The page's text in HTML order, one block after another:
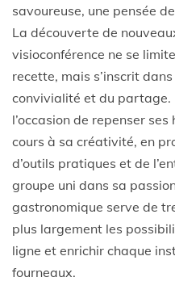
savoureuse, une pensée
La découverte de
visioconférence ne se
recette, mais s’inscrit
convivialité et du partage.
l’occasion de repenser
cours à sa créativité, en
d’outils pratiques et de
groupe uni dans sa
gastronomique serve de
plus largement les
ligne et enrichir chaque
fourneaux.